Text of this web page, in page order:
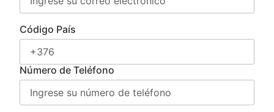
Código País
Número de Teléfono